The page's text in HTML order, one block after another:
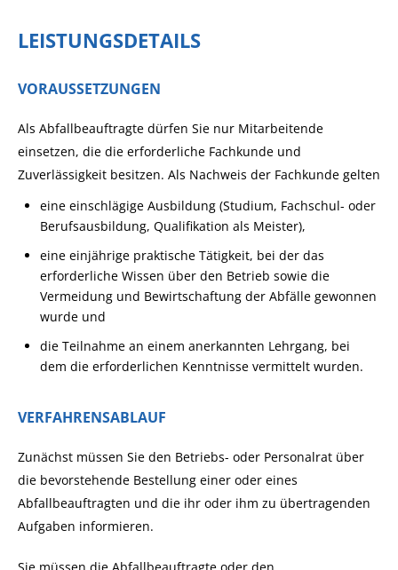
LEISTUNGSDETAILS
VORAUSSETZUNGEN
Als Abfallbeauftragte dürfen Sie nur Mitarbeitende
einsetzen, die die erforderliche Fachkunde und
Zuverlässigkeit besitzen. Als Nachweis der Fachkunde gelten
eine einschlägige Ausbildung (Studium, Fachschul- oder
Berufsausbildung, Qualifikation als Meister),
eine einjährige praktische Tätigkeit, bei der das
erforderliche Wissen über den Betrieb sowie die
Vermeidung und Bewirtschaftung der Abfälle gewonnen
wurde und
die Teilnahme an einem anerkannten Lehrgang, bei
dem die erforderlichen Kenntnisse vermittelt wurden.
VERFAHRENSABLAUF
Zunächst müssen Sie den Betriebs- oder Personalrat über
die bevorstehende Bestellung einer oder eines
Abfallbeauftragten und die ihr oder ihm zu übertragenden
Aufgaben informieren.